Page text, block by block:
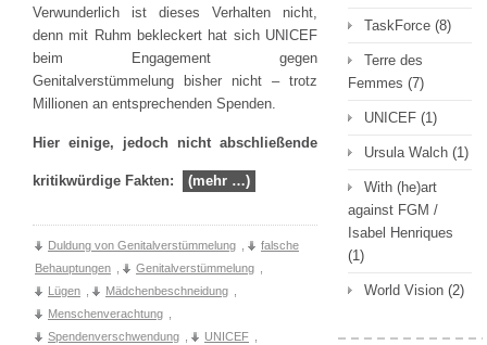
Verwunderlich ist dieses Verhalten nicht,
denn mit Ruhm bekleckert hat sich UNICEF
beim Engagement gegen
Genitalverstümmelung bisher nicht – trotz
Millionen an entsprechenden Spenden.
Hier einige, jedoch nicht abschließende
kritikwürdige Fakten: (mehr …)
Duldung von Genitalverstümmelung
falsche
Behauptungen
Genitalverstümmelung
Lügen
Mädchenbeschneidung
Menschenverachtung
Spendenverschwendung
UNICEF
TaskForce (8)
Terre des
Femmes (7)
UNICEF (1)
Ursula Walch (1)
With (he)art
against FGM /
Isabel Henriques
(1)
World Vision (2)